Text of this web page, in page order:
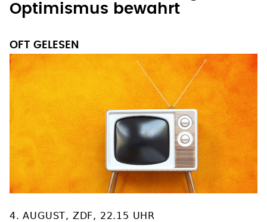
Optimismus bewahrt
OFT GELESEN
4. AUGUST, ZDF, 22.15 UHR